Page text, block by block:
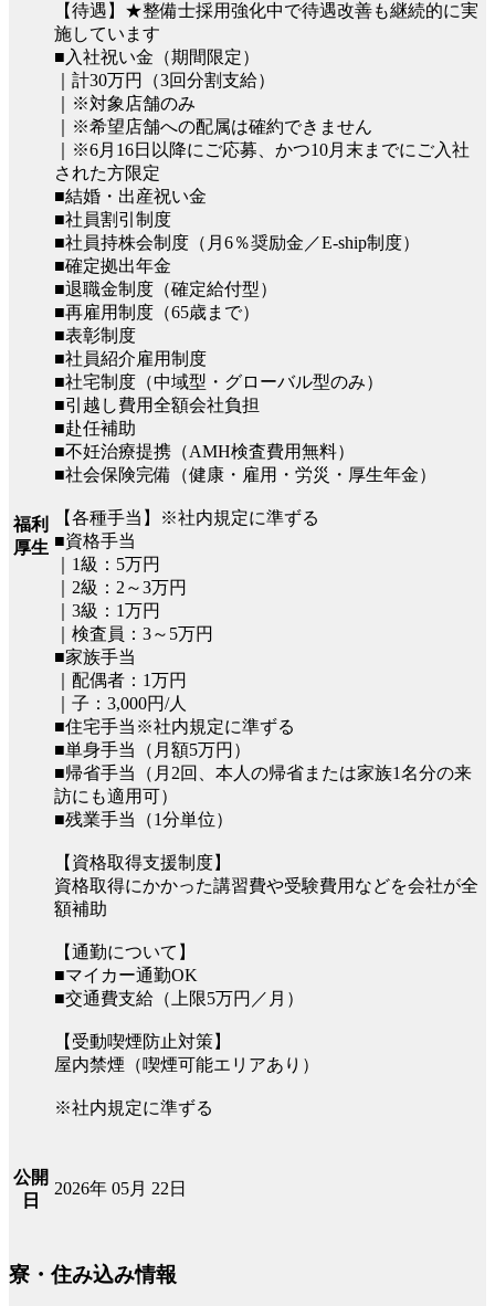
福利
厚生
【待遇】★整備士採用強化中で待遇改善も継続的に実
施しています
■入社祝い金（期間限定）
｜計30万円（3回分割支給）
｜※対象店舗のみ
｜※希望店舗への配属は確約できません
｜※6月16日以降にご応募、かつ10月末までにご入社
された方限定
■結婚・出産祝い金
■社員割引制度
■社員持株会制度（月6％奨励金／E-ship制度）
■確定拠出年金
■退職金制度（確定給付型）
■再雇用制度（65歳まで）
■表彰制度
■社員紹介雇用制度
■社宅制度（中域型・グローバル型のみ）
■引越し費用全額会社負担
■赴任補助
■不妊治療提携（AMH検査費用無料）
■社会保険完備（健康・雇用・労災・厚生年金）
【各種手当】※社内規定に準ずる
■資格手当
｜1級：5万円
｜2級：2～3万円
｜3級：1万円
｜検査員：3～5万円
■家族手当
｜配偶者：1万円
｜子：3,000円/人
■住宅手当※社内規定に準ずる
■単身手当（月額5万円）
■帰省手当（月2回、本人の帰省または家族1名分の来
訪にも適用可）
■残業手当（1分単位）
【資格取得支援制度】
資格取得にかかった講習費や受験費用などを会社が全
額補助
【通勤について】
■マイカー通勤OK
■交通費支給（上限5万円／月）
【受動喫煙防止対策】
屋内禁煙（喫煙可能エリアあり）
※社内規定に準ずる
公開
日
2026年 05月 22日
寮・住み込み情報